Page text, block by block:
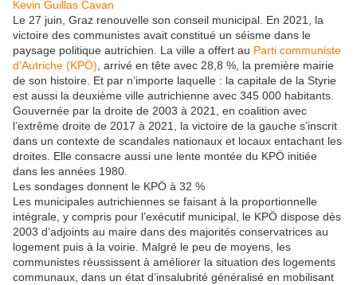
Kevin Guillas Cavan
Le 27 juin, Graz renouvelle son conseil municipal. En 2021, la
victoire des communistes avait constitué un séisme dans le
paysage politique autrichien. La ville a offert au Parti communiste
d’Autriche (KPÖ) , arrivé en tête avec 28,8 %, la première mairie
de son histoire. Et par n’importe laquelle : la capitale de la Styrie
est aussi la deuxième ville autrichienne avec 345 000 habitants.
Gouvernée par la droite de 2003 à 2021, en coalition avec
l’extrême droite de 2017 à 2021, la victoire de la gauche s’inscrit
dans un contexte de scandales nationaux et locaux entachant les
droites. Elle consacre aussi une lente montée du KPÖ initiée
dans les années 1980.
Les sondages donnent le KPÖ à 32 %
Les municipales autrichiennes se faisant à la proportionnelle
intégrale, y compris pour l’exécutif municipal, le KPÖ dispose dès
2003 d’adjoints au maire dans des majorités conservatrices au
logement puis à la voirie. Malgré le peu de moyens, les
communistes réussissent à améliorer la situation des logements
communaux, dans un état d’insalubrité généralisé en mobilisant